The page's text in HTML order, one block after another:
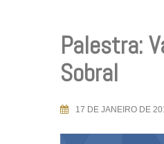
Palestra:
Sobral
17 DE JANEIRO DE